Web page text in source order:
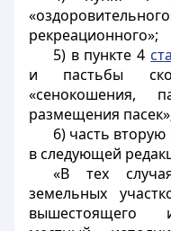
рекреационного»;
5) в пункте 4
и пастьбы
«сенокошения,
размещения
6) часть вторую
в следующей
«В тех
земельных
вышестоящего